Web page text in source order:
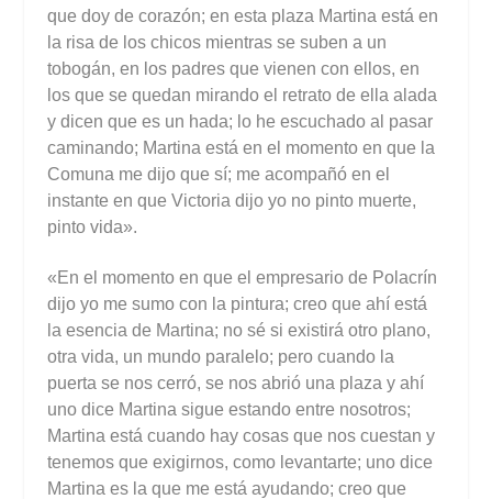
que doy de corazón; en esta plaza Martina está en
la risa de los chicos mientras se suben a un
tobogán, en los padres que vienen con ellos, en
los que se quedan mirando el retrato de ella alada
y dicen que es un hada; lo he escuchado al pasar
caminando; Martina está en el momento en que la
Comuna me dijo que sí; me acompañó en el
instante en que Victoria dijo yo no pinto muerte,
pinto vida».
«En el momento en que el empresario de Polacrín
dijo yo me sumo con la pintura; creo que ahí está
la esencia de Martina; no sé si existirá otro plano,
otra vida, un mundo paralelo; pero cuando la
puerta se nos cerró, se nos abrió una plaza y ahí
uno dice Martina sigue estando entre nosotros;
Martina está cuando hay cosas que nos cuestan y
tenemos que exigirnos, como levantarte; uno dice
Martina es la que me está ayudando; creo que